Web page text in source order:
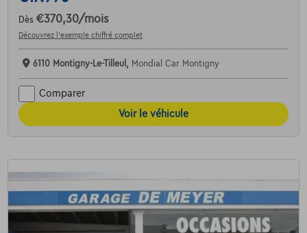
Dès €370,30/mois
Découvrez l’exemple chiffré complet
6110 Montigny-Le-Tilleul, Mondial Car Montigny
Comparer
Voir le véhicule